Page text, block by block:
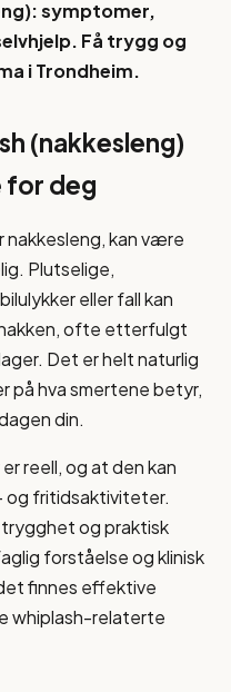
symptomer,
Få trygg og
i Trondheim.
(nakkesleng)
for deg
nakkesleng, kan være
Plutselige,
eller fall kan
ofte etterfulgt
Det er helt naturlig
på hva smertene betyr,
din.
reell, og at den kan
og fritidsaktiviteter.
trygghet og praktisk
forståelse og klinisk
finnes effektive
whiplash-relaterte